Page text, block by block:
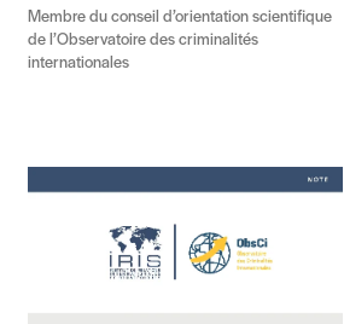
Membre du conseil d’orientation scientifique
de l’Observatoire des criminalités
internationales